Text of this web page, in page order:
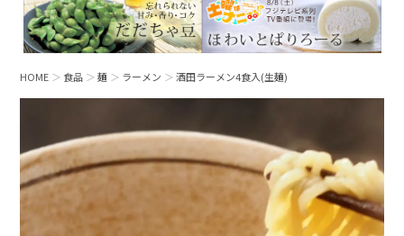
HOME 食品 麺 ラーメン 酒田ラーメン4食入(生麺)